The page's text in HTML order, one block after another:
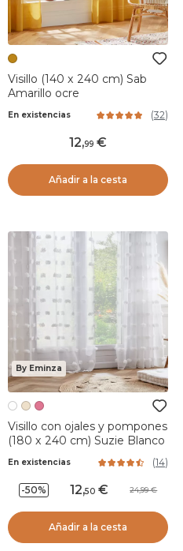
Visillo (140 x 240 cm) Sab
Amarillo ocre
En existencias (32)
12,99
Añadir a la cesta
By Eminza
Visillo con ojales y pompones
(180 x 240 cm) Suzie Blanco
En existencias (14)
-50% 12,50 24,99
Añadir a la cesta